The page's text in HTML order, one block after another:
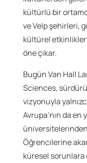
kültürlü bir
ve Velp şehirleri,
kültürel
öne çıkar.
Bugün Van Hall
Sciences,
vizyonuyla
Avrupa’nın da
Öğrencilerine
küresel